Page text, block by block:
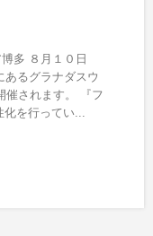
多 ８月１０日
あるグラナダスウ
催されます。 『フ
化を行ってい...